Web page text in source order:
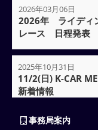
2026年03月06日
2026年 ライディ
レース 日程発表
2025年10月31日
11/2(日) K-CAR
新着情報
事務局案内